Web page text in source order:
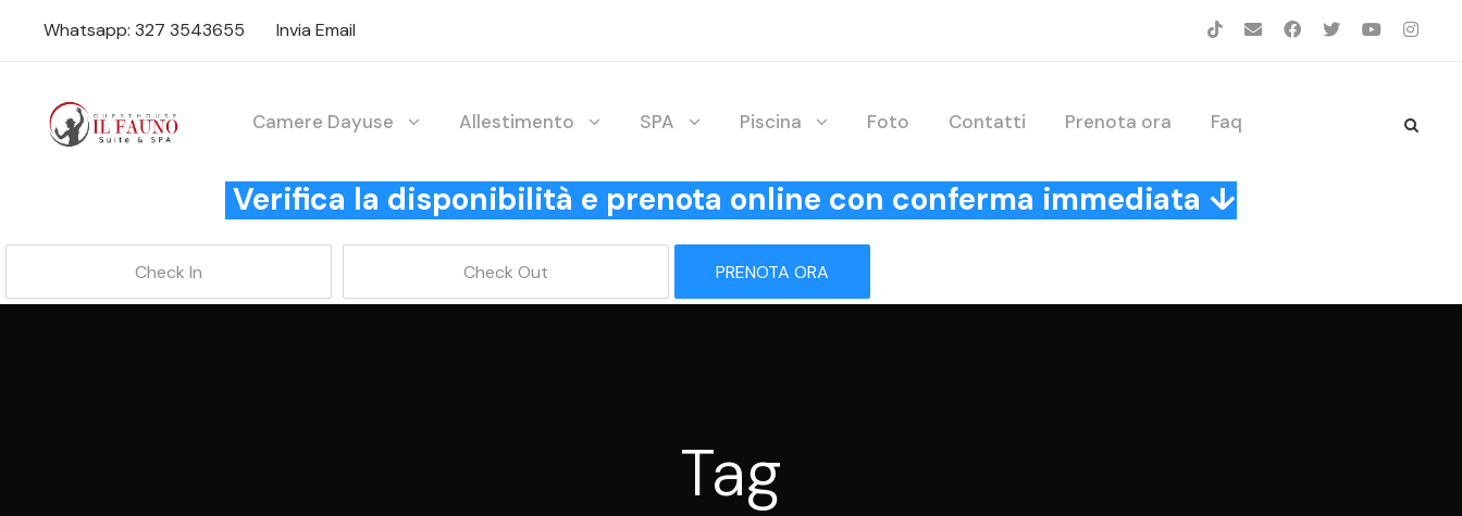
Whatsapp: 327 3543655 Invia Email
Camere Dayuse Allestimento SPA Piscina Foto Contatti Prenota ora Faq
Verifica la disponibilità e prenota online con conferma immediata ↓
PRENOTA ORA
Tag